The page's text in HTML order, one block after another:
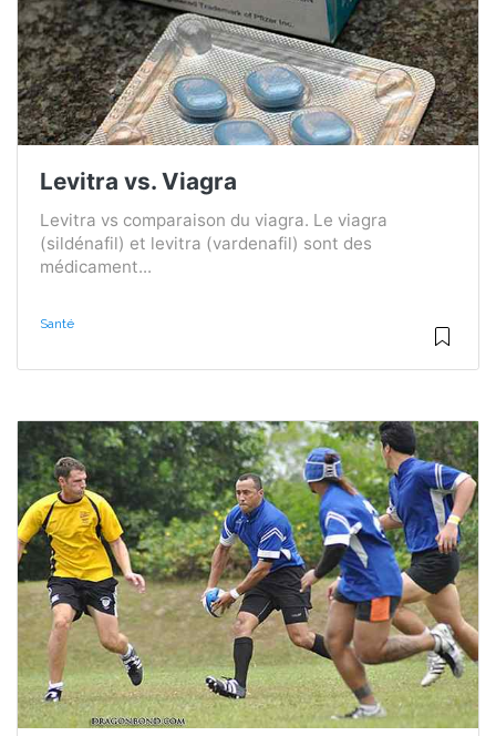
Levitra vs. Viagra
Levitra vs comparaison du viagra. Le viagra
(sildénafil) et levitra (vardenafil) sont des
médicament...
Santé